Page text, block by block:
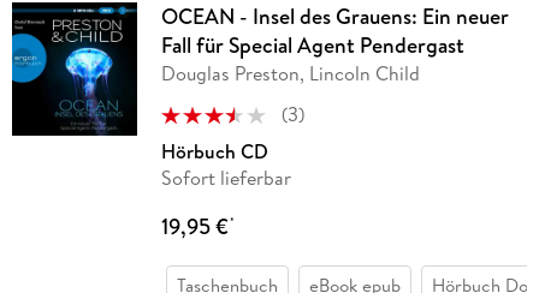
OCEAN - Insel des Grauens: Ein neuer
Fall für Special Agent Pendergast
Douglas Preston, Lincoln Child
(3)
Hörbuch CD
Sofort lieferbar
19,95 €*
Taschenbuch
eBook epub
Hörbuch